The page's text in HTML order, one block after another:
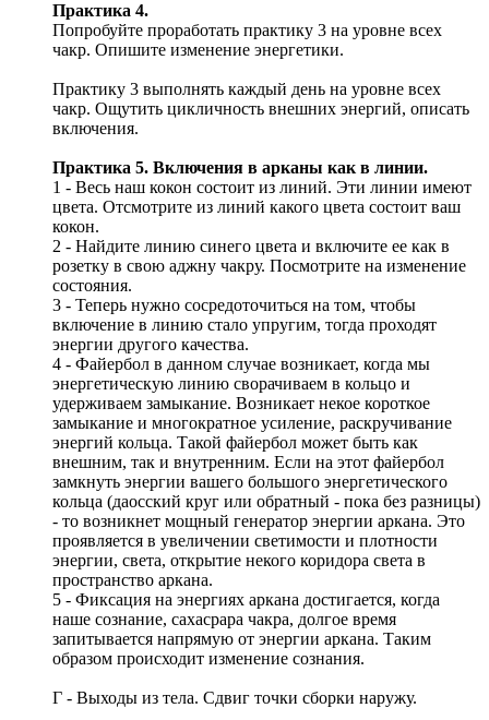
Практика 4.
Попробуйте проработать практику 3 на уровне всех
чакр. Опишите изменение энергетики.
Практику 3 выполнять каждый день на уровне всех
чакр. Ощутить цикличность внешних энергий, описать
включения.
Практика 5. Включения в арканы как в линии.
1 - Весь наш кокон состоит из линий. Эти линии имеют
цвета. Отсмотрите из линий какого цвета состоит ваш
кокон.
2 - Найдите линию синего цвета и включите ее как в
розетку в свою аджну чакру. Посмотрите на изменение
состояния.
3 - Теперь нужно сосредоточиться на том, чтобы
включение в линию стало упругим, тогда проходят
энергии другого качества.
4 - Файербол в данном случае возникает, когда мы
энергетическую линию сворачиваем в кольцо и
удерживаем замыкание. Возникает некое короткое
замыкание и многократное усиление, раскручивание
энергий кольца. Такой файербол может быть как
внешним, так и внутренним. Если на этот файербол
замкнуть энергии вашего большого энергетического
кольца (даосский круг или обратный - пока без разницы)
- то возникнет мощный генератор энергии аркана. Это
проявляется в увеличении светимости и плотности
энергии, света, открытие некого коридора света в
пространство аркана.
5 - Фиксация на энергиях аркана достигается, когда
наше сознание, сахасрара чакра, долгое время
запитывается напрямую от энергии аркана. Таким
образом происходит изменение сознания.
Г - Выходы из тела. Сдвиг точки сборки наружу.